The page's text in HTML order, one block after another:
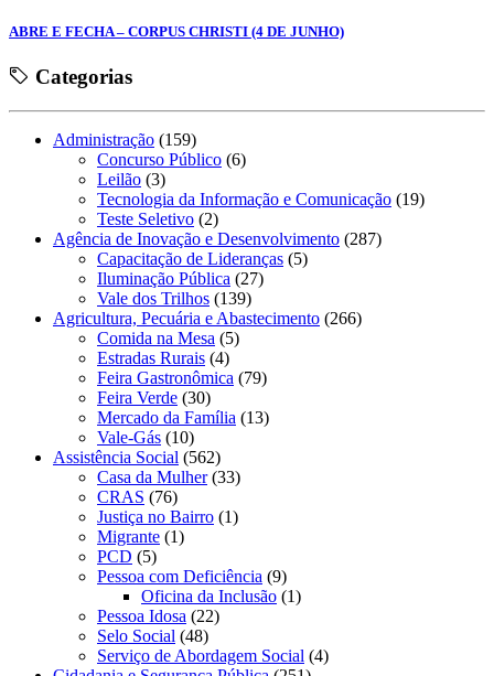
ABRE E FECHA – CORPUS CHRISTI (4 DE JUNHO)
Categorias
Administração (159)
Concurso Público (6)
Leilão (3)
Tecnologia da Informação e Comunicação (19)
Teste Seletivo (2)
Agência de Inovação e Desenvolvimento (287)
Capacitação de Lideranças (5)
Iluminação Pública (27)
Vale dos Trilhos (139)
Agricultura, Pecuária e Abastecimento (266)
Comida na Mesa (5)
Estradas Rurais (4)
Feira Gastronômica (79)
Feira Verde (30)
Mercado da Família (13)
Vale-Gás (10)
Assistência Social (562)
Casa da Mulher(33)
CRAS (76)
Justiça no Bairro (1)
Migrante (1)
PCD (5)
Pessoa com Deficiência (9)
Oficina da Inclusão (1)
Pessoa Idosa (22)
Selo Social (48)
Serviço de Abordagem Social (4)